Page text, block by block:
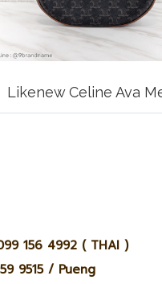
156 4992 ( THAI )
9515 / Pueng